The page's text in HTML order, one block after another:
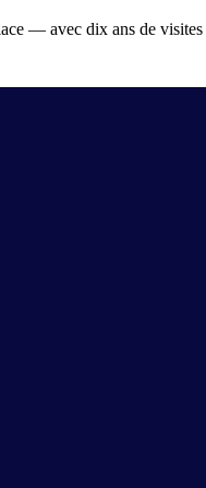
— avec dix ans de visites